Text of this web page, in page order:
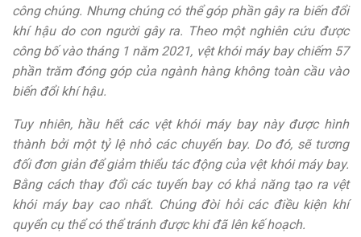
công chúng. Nhưng chúng có thể góp phần gây ra biến đổi
khí hậu do con người gây ra. Theo một nghiên cứu được
công bố vào tháng 1 năm 2021, vệt khói máy bay chiếm 57
phần trăm đóng góp của ngành hàng không toàn cầu vào
biến đổi khí hậu.
Tuy nhiên, hầu hết các vệt khói máy bay này được hình
thành bởi một tỷ lệ nhỏ các chuyến bay. Do đó, sẽ tương
đối đơn giản để giảm thiểu tác động của vệt khói máy bay.
Bằng cách thay đổi các tuyến bay có khả năng tạo ra vệt
khói máy bay cao nhất. Chúng đòi hỏi các điều kiện khí
quyển cụ thể có thể tránh được khi đã lên kế hoạch.